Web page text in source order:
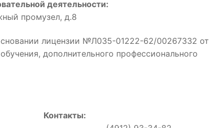
деятельности:
промузел, д.8
лицензии №Л035-01222-62/00267332 от
дополнительного профессионального